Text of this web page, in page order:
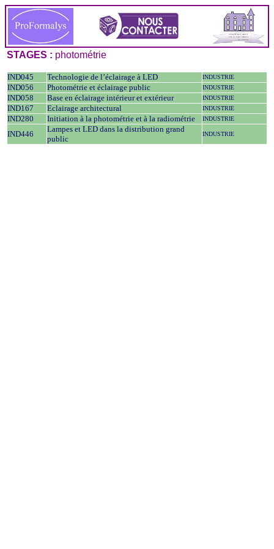
STAGES : photométrie
IND045 Technologie de l’éclairage à LED INDUSTRIE
IND056 Photométrie et éclairage public INDUSTRIE
IND058 Base en éclairage intérieur et extérieur INDUSTRIE
IND167 Eclairage architectural INDUSTRIE
IND280 Initiation à la photométrie et à la radiométrie INDUSTRIE
IND446
Lampes et LED dans la distribution grand
public
INDUSTRIE